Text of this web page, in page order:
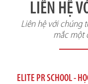
LIÊN HỆ
Liên hệ với chúng
mắc một
ELITE PR SCHOOL -